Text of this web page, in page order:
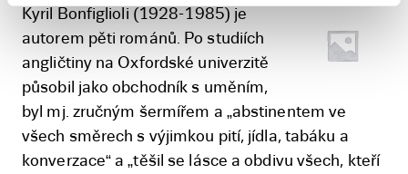
Kyril Bonfiglioli (1928-1985) je
autorem pěti románů. Po studiích
angličtiny na Oxfordské univerzitě
působil jako obchodník s uměním,
byl mj. zručným šermířem a „abstinentem ve
všech směrech s výjimkou pití, jídla, tabáku a
konverzace“ a „těšil se lásce a obdivu všech, kteří